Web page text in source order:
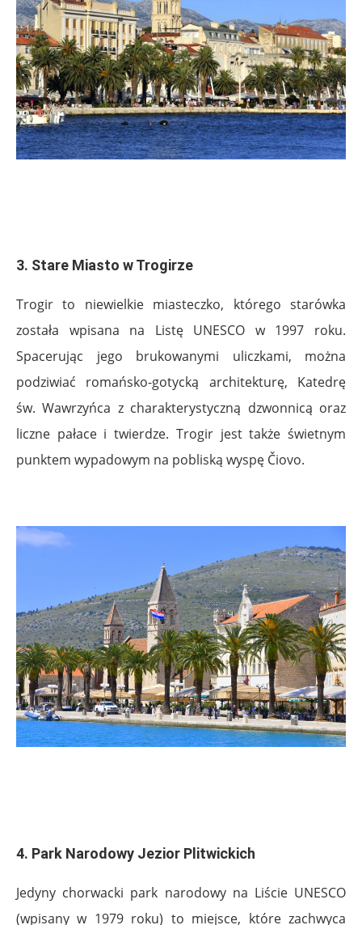
3. Stare Miasto w Trogirze
Trogir to niewielkie miasteczko, którego starówka
została wpisana na Listę UNESCO w 1997 roku.
Spacerując jego brukowanymi uliczkami, można
podziwiać romańsko-gotycką architekturę, Katedrę
św. Wawrzyńca z charakterystyczną dzwonnicą oraz
liczne pałace i twierdze. Trogir jest także świetnym
punktem wypadowym na pobliską wyspę Čiovo.
4. Park Narodowy Jezior Plitwickich
Jedyny chorwacki park narodowy na Liście UNESCO
(wpisany w 1979 roku) to miejsce, które zachwyca